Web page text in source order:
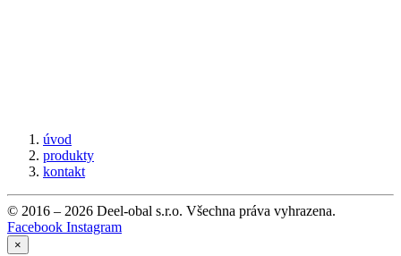
úvod
produkty
kontakt
© 2016 – 2026 Deel-obal s.r.o. Všechna práva vyhrazena.
Facebook Instagram
×